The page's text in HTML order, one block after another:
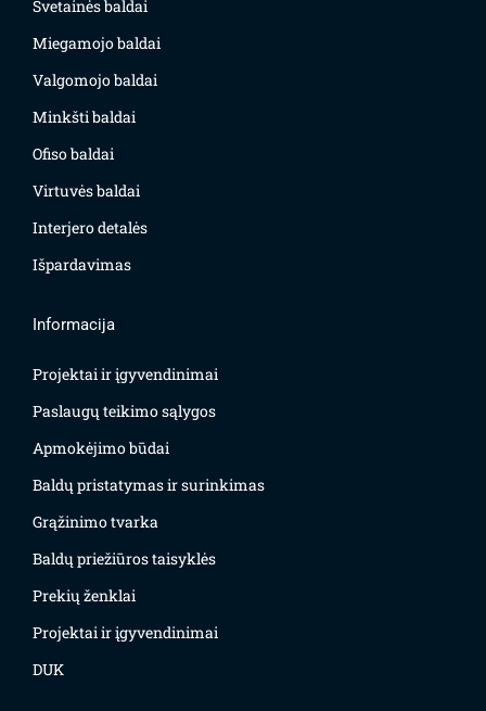
Svetainės baldai
Miegamojo baldai
Valgomojo baldai
Minkšti baldai
Ofiso baldai
Virtuvės baldai
Interjero detalės
Išpardavimas
Informacija
Projektai ir įgyvendinimai
Paslaugų teikimo sąlygos
Apmokėjimo būdai
Baldų pristatymas ir surinkimas
Grąžinimo tvarka
Baldų priežiūros taisyklės
Prekių ženklai
Projektai ir įgyvendinimai
DUK